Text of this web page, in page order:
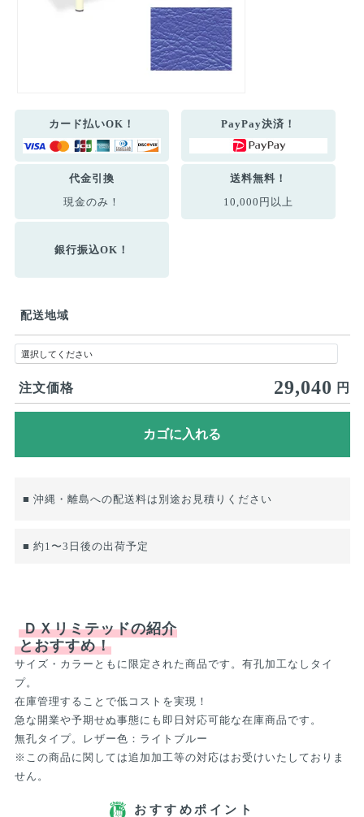
カード払いOK！ PayPay決済！
代金引換
現金のみ！
送料無料！
10,000円以上
銀行振込OK！
配送地域
注文価格 29,040 円
■ 沖縄・離島への配送料は別途お見積りください
■ 約1〜3日後の出荷予定
ＤＸリミテッドの紹介
とおすすめ！
サイズ・カラーともに限定された商品です。有孔加工なしタイ
プ。
在庫管理することで低コストを実現！
急な開業や予期せぬ事態にも即日対応可能な在庫商品です。
無孔タイプ。レザー色：ライトブルー
※この商品に関しては追加加工等の対応はお受けいたしておりま
せん。
おすすめポイント